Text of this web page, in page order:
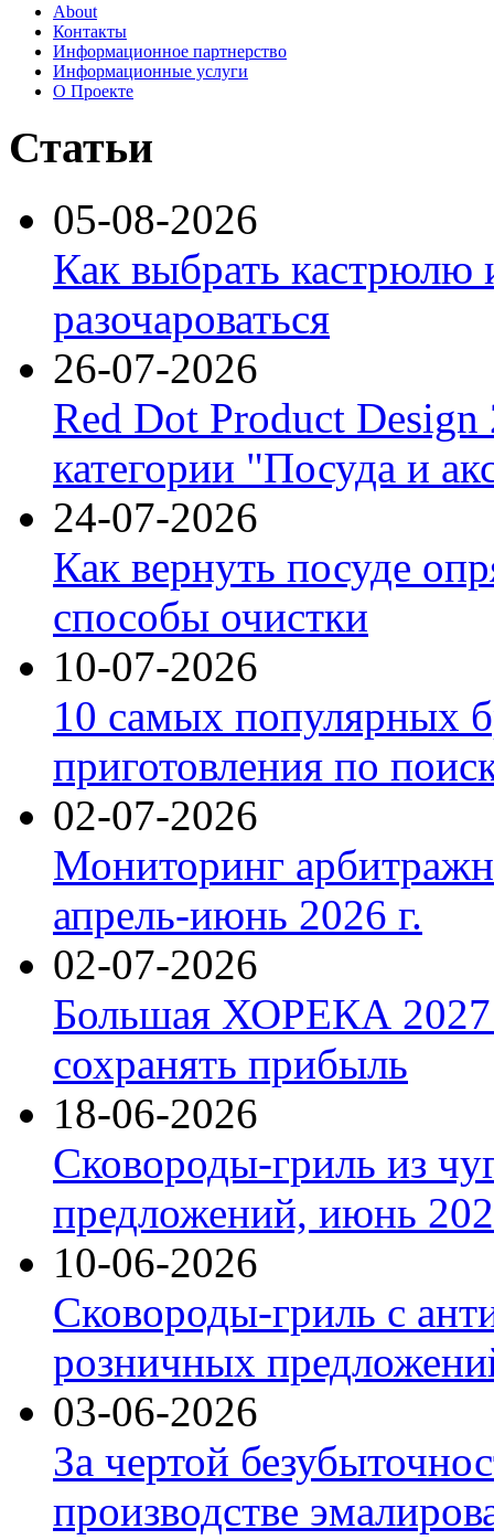
About
Контакты
Информационное партнерство
Информационные услуги
О Проекте
Статьи
05-08-2026
Как выбрать кастрюлю
разочароваться
26-07-2026
Red Dot Product Design
категории "Посуда и
24-07-2026
Как вернуть посуде
способы очистки
10-07-2026
10 самых популярных
приготовления по
02-07-2026
Мониторинг
апрель-июнь 2026 г.
02-07-2026
Большая ХОРЕКА 2027:
сохранять прибыль
18-06-2026
Сковороды-гриль из
предложений, июнь
10-06-2026
Сковороды-гриль с
розничных
03-06-2026
За чертой
производстве